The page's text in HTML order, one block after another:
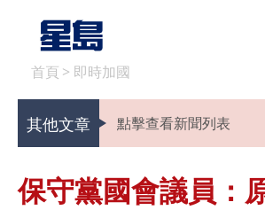
首頁 > 即時加國
其他文章 點擊查看新聞列表
保守黨國會議員：